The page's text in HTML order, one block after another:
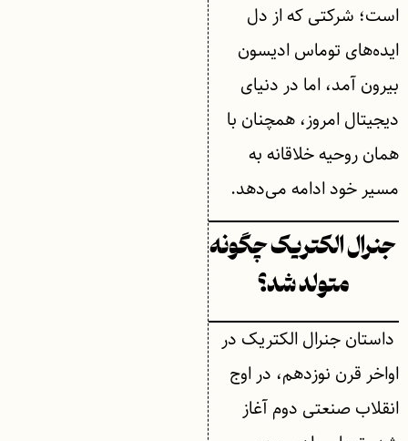
است؛ شرکتی که از دل
ایده‌های توماس ادیسون
بیرون آمد، اما در دنیای
دیجیتال امروز، همچنان با
همان روحیه‌ خلاقانه به
مسیر خود ادامه می‌دهد.
جنرال الکتریک چگونه
متولد شد؟
داستان جنرال الکتریک در
اواخر قرن نوزدهم، در اوج
انقلاب صنعتی دوم آغاز